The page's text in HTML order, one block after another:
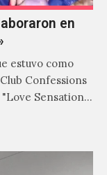
en
estuvo como
Confessions
Sensation",